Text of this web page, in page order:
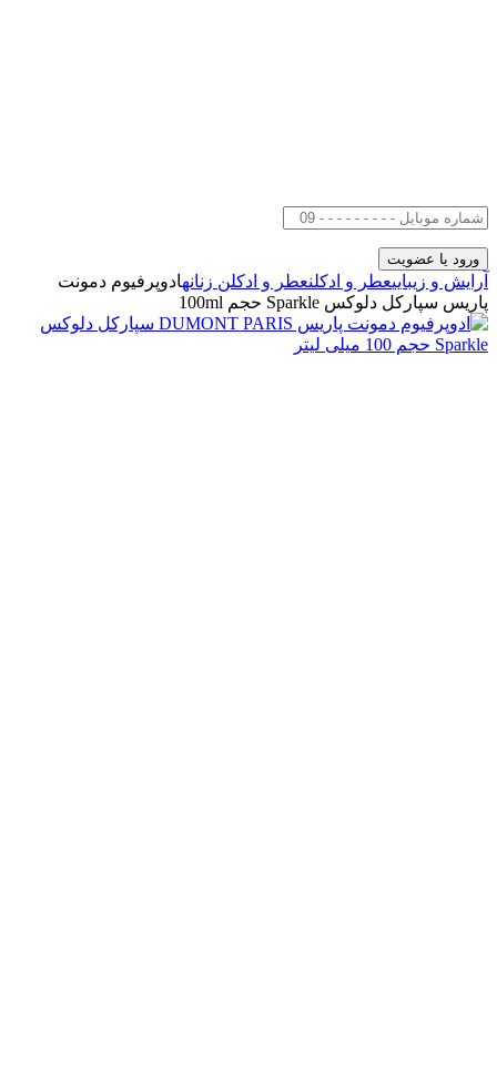
آرایش و زیباییعطر و ادکلنعطر و ادکلن زنانهادوپرفیوم دمونت
پاریس سپارکل دلوکس Sparkle حجم 100ml